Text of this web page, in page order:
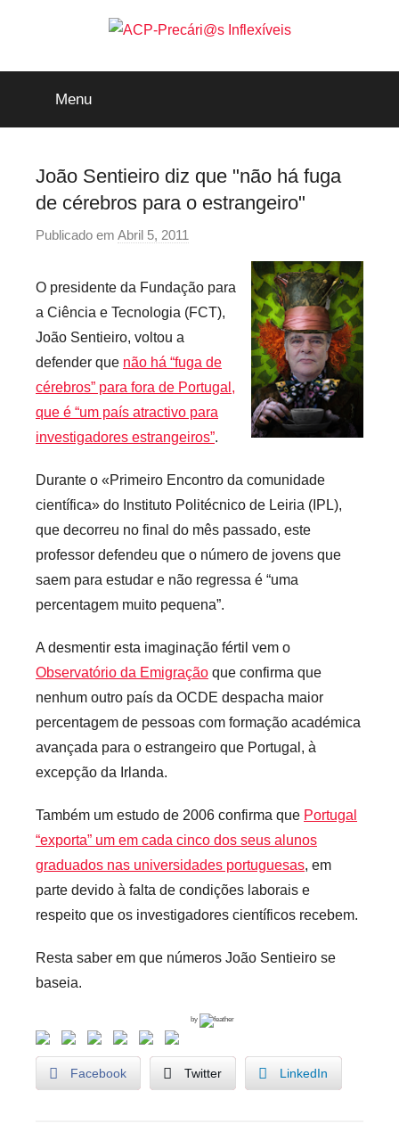
ACP-
Precári@s
Inflexíveis
Menu
João Sentieiro diz que "não há fuga
de cérebros para o estrangeiro"
Publicado em Abril 5, 2011
r
p
c
a
r
i
s
i
n
f
l
e
i
v
e
i
s
O presidente da Fundação para
a Ciência e Tecnologia (FCT),
João Sentieiro, voltou a
defender que não há “fuga de
cérebros” para fora de Portugal,
que é “um país atractivo para
investigadores estrangeiros”.
Durante o «Primeiro Encontro da comunidade
científica» do Instituto Politécnico de Leiria (IPL),
que decorreu no final do mês passado, este
professor defendeu que o número de jovens que
saem para estudar e não regressa é “uma
percentagem muito pequena”.
A desmentir esta imaginação fértil vem o
Observatório da Emigração que confirma que
nenhum outro país da OCDE despacha maior
percentagem de pessoas com formação académica
avançada para o estrangeiro que Portugal, à
excepção da Irlanda.
Também um estudo de 2006 confirma que Portugal
“exporta” um em cada cinco dos seus alunos
graduados nas universidades portuguesas, em
parte devido à falta de condições laborais e
respeito que os investigadores científicos recebem.
Resta saber em que números João Sentieiro se
baseia.
by
Facebook Twitter LinkedIn